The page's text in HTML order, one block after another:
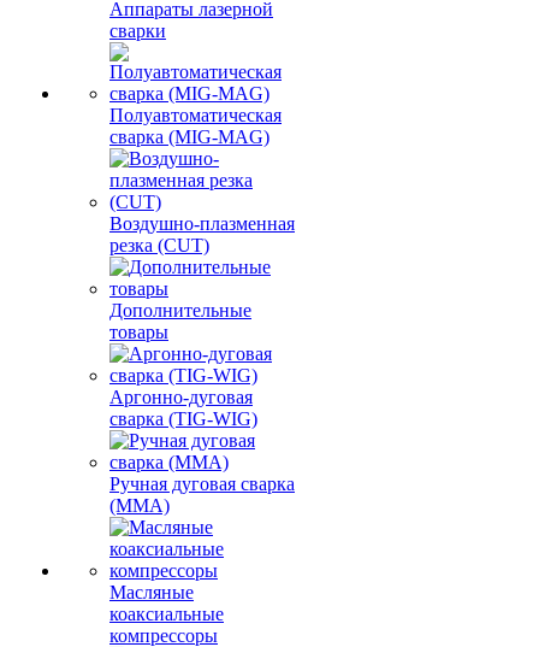
Аппараты лазерной
сварки
Полуавтоматическая
сварка (MIG-MAG)
Воздушно-плазменная
резка (CUT)
Дополнительные
товары
Аргонно-дуговая
сварка (TIG-WIG)
Ручная дуговая сварка
(MMA)
Масляные
коаксиальные
компрессоры